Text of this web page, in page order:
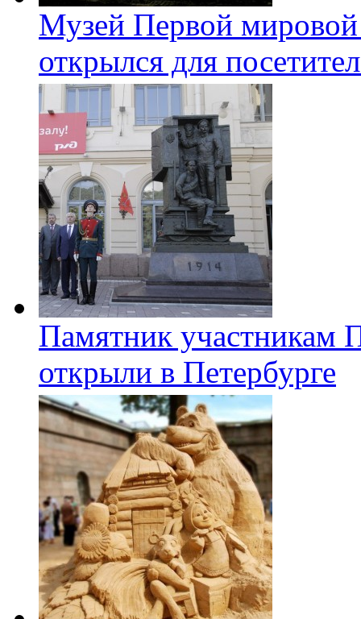
Музей Первой
открылся для
Памятник участникам
открыли в Петербурге